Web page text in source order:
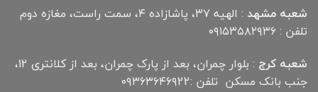
شعبه مشهد
: الهیه ۳۷، پاشازاده ۴، سمت راست، مغازه دوم
تلفن : ۰۹۱۵۳۵۸۲۹۳۶
شعبه کرج
: بلوار چمران، بعد از پارک چمران، بعد از کلانتری 12،
جنب بانک مسکن تلفن :۰۹۳۶۳۶۴۶۹22